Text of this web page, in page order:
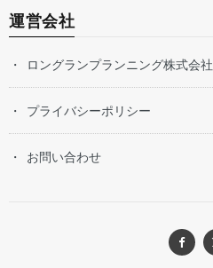
運営会社
ロングランプランニング株式会社
プライバシーポリシー
お問い合わせ